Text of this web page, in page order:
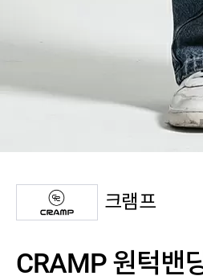
크램프
CRAMP 원턱밴